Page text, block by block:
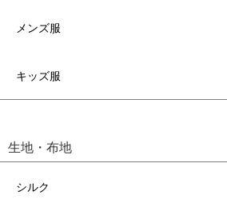
メンズ服
キッズ服
生地・布地
シルク